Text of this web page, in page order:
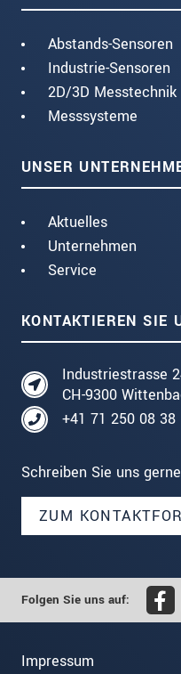
Abstands-Sensoren
Industrie-Sensoren
2D/3D Messtechnik
Messsysteme
UNSER
Aktuelles
Unternehmen
Service
KONTAKTIEREN SIE
Industriestrasse
CH-9300
+41 71 250 08 38
Schreiben Sie uns
ZUM
Folgen Sie uns auf:
Impressum